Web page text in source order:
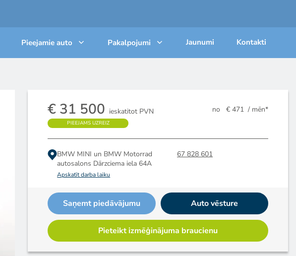
Pieejamie auto Pakalpojumi Jaunumi Kontakti
€ 31 500 ieskatitot PVN no € 471 / mēn*
PIEEJAMS UZREIZ
BMW MINI un BMW Motorrad
autosalons Dārzciema iela 64A
Apskatīt darba laiku
67 828 601
Saņemt piedāvājumu Auto vēsture
Pieteikt izmēģinājuma braucienu